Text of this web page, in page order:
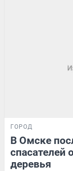
ГОРОД
В Омске
спасателей
деревья